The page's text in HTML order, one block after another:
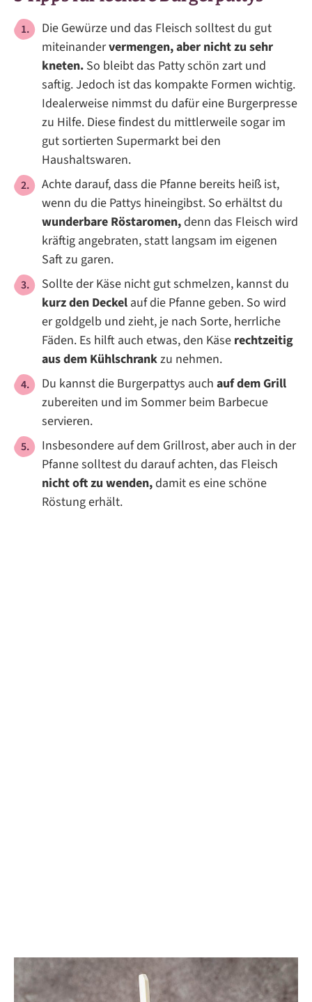
Die Gewürze und das Fleisch solltest du gut
miteinandervermengen, aber nicht zu sehr
kneten. So bleibt das Patty schön zart und
saftig. Jedoch ist das kompakte Formen wichtig.
Idealerweise nimmst du dafür eine Burgerpresse
zu Hilfe. Diese findest du mittlerweile sogar im
gut sortierten Supermarkt bei den
Haushaltswaren.
Achte darauf, dass die Pfanne bereits heiß ist,
wenn du die Pattys hineingibst. So erhältst du
wunderbare Röstaromen,denn das Fleisch wird
kräftig angebraten, statt langsam im eigenen
Saft zu garen.
Sollte der Käse nicht gut schmelzen, kannst du
kurz den Deckel auf die Pfanne geben. So wird
er goldgelb und zieht, je nach Sorte, herrliche
Fäden. Es hilft auch etwas, den Käse rechtzeitig
aus dem Kühlschrankzu nehmen.
Du kannst die Burgerpattys auch auf dem Grill
zubereiten und im Sommer beim Barbecue
servieren.
Insbesondere auf dem Grillrost, aber auch in der
Pfanne solltest du darauf achten, das Fleisch
nicht oft zu wenden,damit es eine schöne
Röstung erhält.